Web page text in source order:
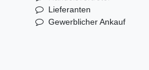
Lieferanten
Gewerblicher Ankauf